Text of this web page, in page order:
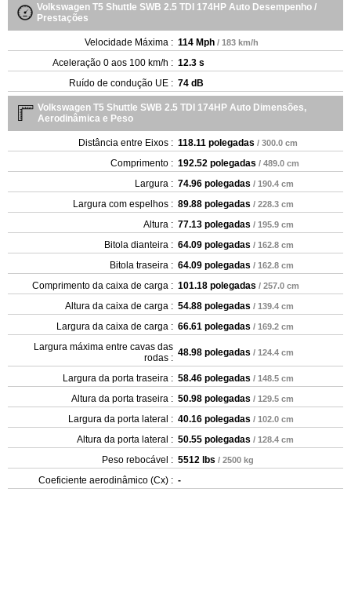
Volkswagen T5 Shuttle SWB 2.5 TDI 174HP Auto Desempenho /
Prestações
Velocidade Máxima : 114 Mph / 183 km/h
Aceleração 0 aos 100 km/h : 12.3 s
Ruído de condução UE : 74 dB
Volkswagen T5 Shuttle SWB 2.5 TDI 174HP Auto Dimensões,
Aerodinâmica e Peso
Distância entre Eixos : 118.11 polegadas / 300.0 cm
Comprimento : 192.52 polegadas / 489.0 cm
Largura : 74.96 polegadas / 190.4 cm
Largura com espelhos : 89.88 polegadas / 228.3 cm
Altura : 77.13 polegadas / 195.9 cm
Bitola dianteira : 64.09 polegadas / 162.8 cm
Bitola traseira : 64.09 polegadas / 162.8 cm
Comprimento da caixa de carga : 101.18 polegadas / 257.0 cm
Altura da caixa de carga : 54.88 polegadas / 139.4 cm
Largura da caixa de carga : 66.61 polegadas / 169.2 cm
Largura máxima entre cavas das
rodas : 48.98 polegadas / 124.4 cm
Largura da porta traseira : 58.46 polegadas / 148.5 cm
Altura da porta traseira : 50.98 polegadas / 129.5 cm
Largura da porta lateral : 40.16 polegadas / 102.0 cm
Altura da porta lateral : 50.55 polegadas / 128.4 cm
Peso rebocável : 5512 lbs / 2500 kg
Coeficiente aerodinâmico (Cx) : -